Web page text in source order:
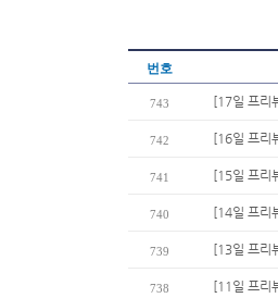
번호
743 [17일 프리
742 [16일 프리
741 [15일 프리
740 [14일 프리
739 [13일 프리
738 [11일 프리